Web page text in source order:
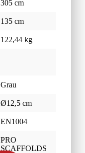
305 cm
135 cm
122,44 kg
Grau
Ø12,5 cm
EN1004
PRO
SCAFFOLDS